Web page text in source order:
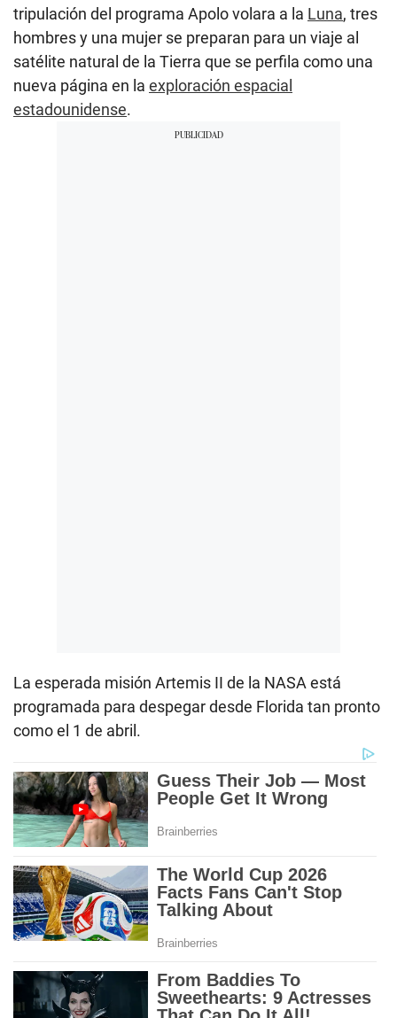
tripulación del programa Apolo volara a la Luna, tres
hombres y una mujer se preparan para un viaje al
satélite natural de la Tierra que se perfila como una
nueva página en la exploración espacial
estadounidense.
La esperada misión Artemis II de la NASA está
programada para despegar desde Florida tan pronto
como el 1 de abril.